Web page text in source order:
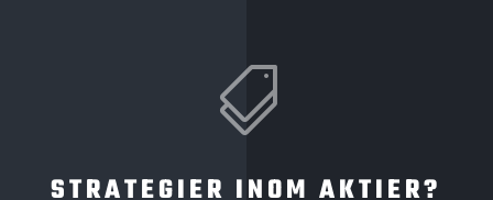

STRATEGIER INOM AKTIER?